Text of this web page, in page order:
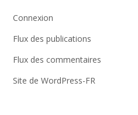
Connexion
Flux des publications
Flux des commentaires
Site de WordPress-FR